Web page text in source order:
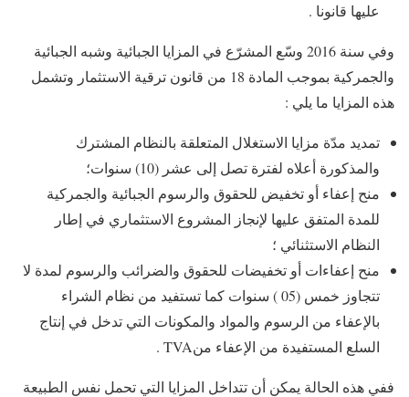
عليها قانونا .
وفي سنة 2016 وسّع المشرّع في المزايا الجبائية وشبه الجبائية
والجمركية بموجب المادة 18 من قانون ترقية الاستثمار وتشمل
هذه المزايا ما يلي :
تمديد مدّة مزايا الاستغلال المتعلقة بالنظام المشترك
والمذكورة أعلاه لفترة تصل إلى عشر (10) سنوات؛
منح إعفاء أو تخفيض للحقوق والرسوم الجبائية والجمركية
للمدة المتفق عليها لإنجاز المشروع الاستثماري في إطار
النظام الاستثنائي ؛
منح إعفاءات أو تخفيضات للحقوق والضرائب والرسوم لمدة لا
تتجاوز خمس (05 ) سنوات كما تستفيد من نظام الشراء
بالإعفاء من الرسوم والمواد والمكونات التي تدخل في إنتاج
السلع المستفيدة من الإعفاء منTVA .
ففي هذه الحالة يمكن أن تتداخل المزايا التي تحمل نفس الطبيعة